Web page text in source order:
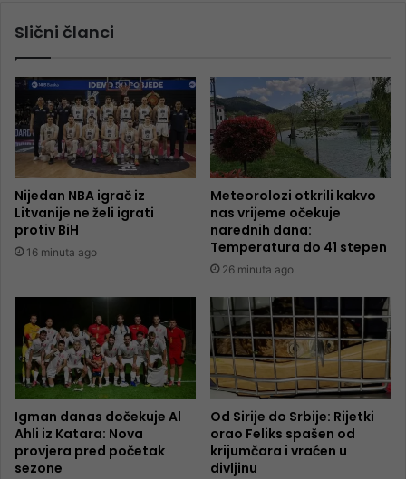
Slični članci
Nijedan NBA igrač iz
Litvanije ne želi igrati
protiv BiH
16 minuta ago
Meteorolozi otkrili kakvo
nas vrijeme očekuje
narednih dana:
Temperatura do 41 stepen
26 minuta ago
Igman danas dočekuje Al
Ahli iz Katara: Nova
provjera pred početak
sezone
Od Sirije do Srbije: Rijetki
orao Feliks spašen od
krijumčara i vraćen u
divljinu